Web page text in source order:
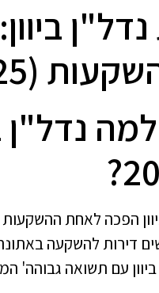
(2025) רווחיות
הפכה לאחת
להשקעה באתונה,
עם תשואה גבוהה'